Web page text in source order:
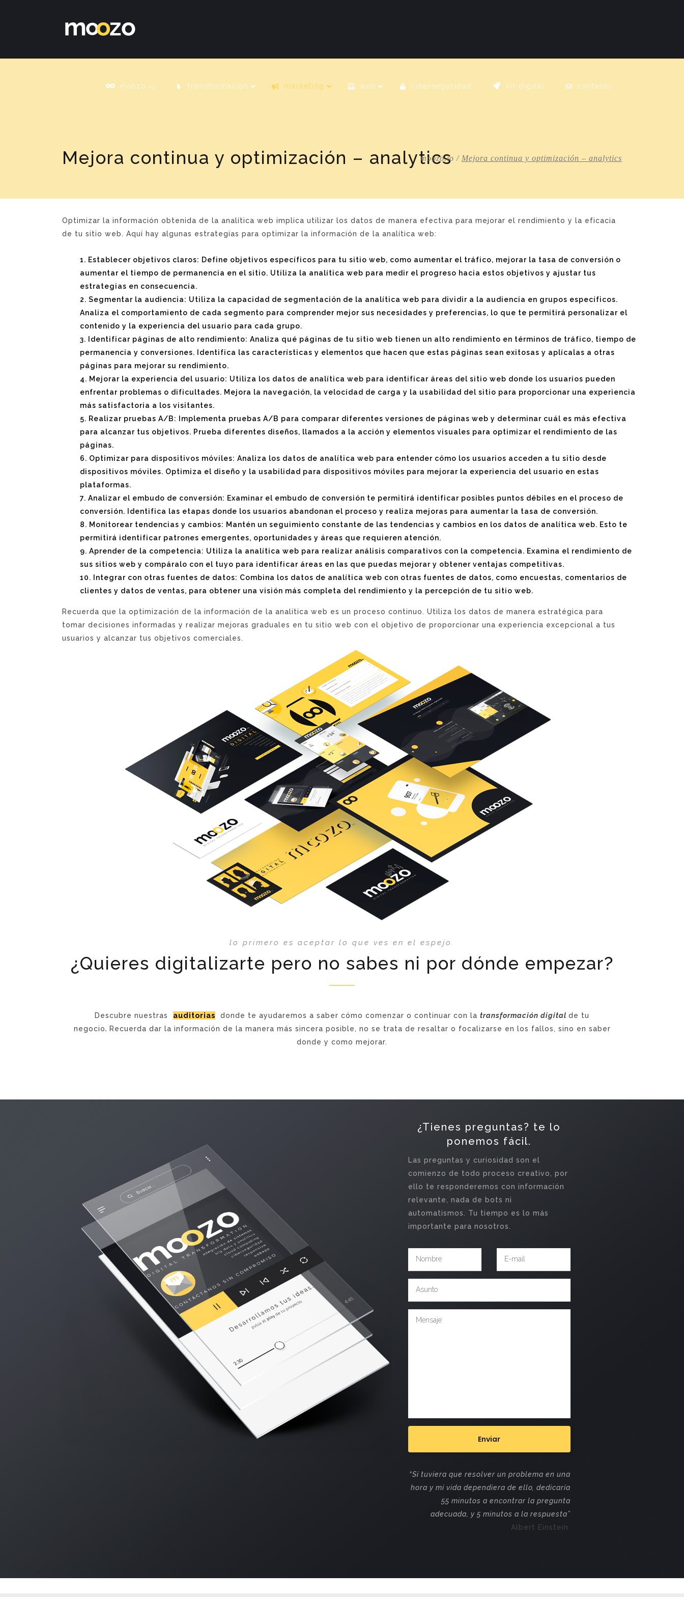
moozo.io transformación marketing web ciberseguridad kit digital contacto
Mejora continua y optimización – analytics
moozo.io / Mejora continua y optimización – analytics
Optimizar la información obtenida de la analítica web implica utilizar los datos de manera efectiva para mejorar el rendimiento y la eficacia
de tu sitio web. Aquí hay algunas estrategias para optimizar la información de la analítica web:
Establecer objetivos claros: Define objetivos específicos para tu sitio web, como aumentar el tráfico, mejorar la tasa de conversión o
aumentar el tiempo de permanencia en el sitio. Utiliza la analítica web para medir el progreso hacia estos objetivos y ajustar tus
estrategias en consecuencia.
Segmentar la audiencia: Utiliza la capacidad de segmentación de la analítica web para dividir a la audiencia en grupos específicos.
Analiza el comportamiento de cada segmento para comprender mejor sus necesidades y preferencias, lo que te permitirá personalizar el
contenido y la experiencia del usuario para cada grupo.
Identificar páginas de alto rendimiento: Analiza qué páginas de tu sitio web tienen un alto rendimiento en términos de tráfico, tiempo de
permanencia y conversiones. Identifica las características y elementos que hacen que estas páginas sean exitosas y aplícalas a otras
páginas para mejorar su rendimiento.
Mejorar la experiencia del usuario: Utiliza los datos de analítica web para identificar áreas del sitio web donde los usuarios pueden
enfrentar problemas o dificultades. Mejora la navegación, la velocidad de carga y la usabilidad del sitio para proporcionar una experiencia
más satisfactoria a los visitantes.
Realizar pruebas A/B: Implementa pruebas A/B para comparar diferentes versiones de páginas web y determinar cuál es más efectiva
para alcanzar tus objetivos. Prueba diferentes diseños, llamados a la acción y elementos visuales para optimizar el rendimiento de las
páginas.
Optimizar para dispositivos móviles: Analiza los datos de analítica web para entender cómo los usuarios acceden a tu sitio desde
dispositivos móviles. Optimiza el diseño y la usabilidad para dispositivos móviles para mejorar la experiencia del usuario en estas
plataformas.
Analizar el embudo de conversión: Examinar el embudo de conversión te permitirá identificar posibles puntos débiles en el proceso de
conversión. Identifica las etapas donde los usuarios abandonan el proceso y realiza mejoras para aumentar la tasa de conversión.
Monitorear tendencias y cambios: Mantén un seguimiento constante de las tendencias y cambios en los datos de analítica web. Esto te
permitirá identificar patrones emergentes, oportunidades y áreas que requieren atención.
Aprender de la competencia: Utiliza la analítica web para realizar análisis comparativos con la competencia. Examina el rendimiento de
sus sitios web y compáralo con el tuyo para identificar áreas en las que puedas mejorar y obtener ventajas competitivas.
Integrar con otras fuentes de datos: Combina los datos de analítica web con otras fuentes de datos, como encuestas, comentarios de
clientes y datos de ventas, para obtener una visión más completa del rendimiento y la percepción de tu sitio web.
Recuerda que la optimización de la información de la analítica web es un proceso continuo. Utiliza los datos de manera estratégica para
tomar decisiones informadas y realizar mejoras graduales en tu sitio web con el objetivo de proporcionar una experiencia excepcional a tus
usuarios y alcanzar tus objetivos comerciales.
lo primero es aceptar lo que ves en el espejo.
¿Quieres digitalizarte pero no sabes ni por dónde empezar?
Descubre nuestras auditorias donde te ayudaremos a saber cómo comenzar o continuar con la transformación digital de tu
negocio. Recuerda dar la información de la manera más sincera posible, no se trata de resaltar o focalizarse en los fallos, sino en saber
donde y como mejorar.
¿Tienes preguntas? te lo
ponemos fácil.
Las preguntas y curiosidad son el
comienzo de todo proceso creativo, por
ello te responderemos con información
relevante, nada de bots ni
automatismos. Tu tiempo es lo más
importante para nosotros.
“Si tuviera que resolver un problema en una
hora y mi vida dependiera de ello, dedicaría
55 minutos a encontrar la pregunta
adecuada, y 5 minutos a la respuesta”
Albert Einstein.